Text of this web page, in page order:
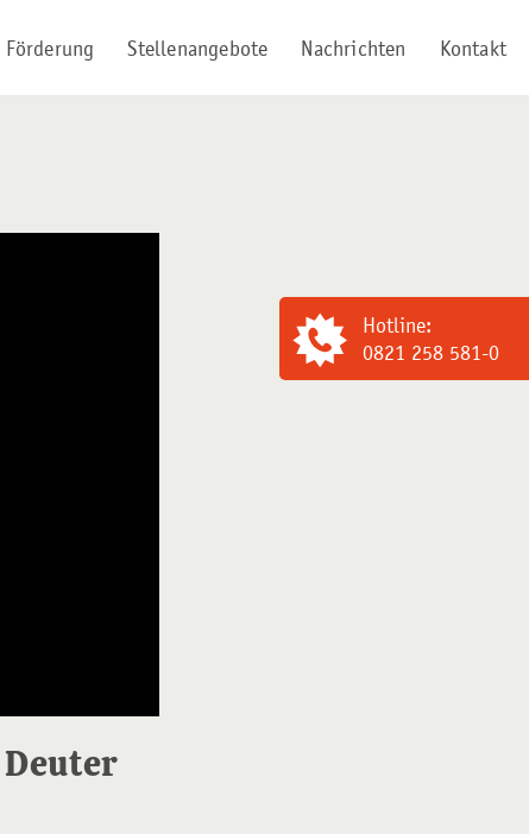
Förderung Stellenangebote Nachrichten Kontakt
Hotline:
0821 258 581-0